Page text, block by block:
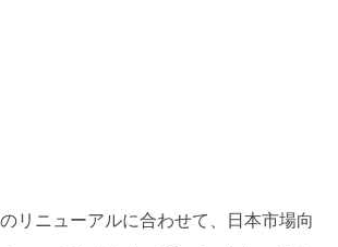
リニューアルに合わせて、日本市場向